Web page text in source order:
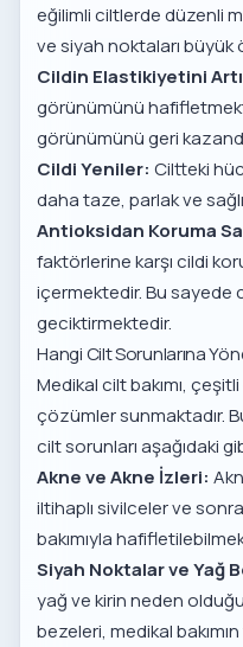
eğilimli ciltlerde düzenli
ve siyah noktaları büyük
Cildin Elastikiyetini
görünümünü
görünümünü geri
Cildi Yeniler: Ciltteki
daha taze, parlak ve
Antioksidan Koruma
faktörlerine karşı cildi
içermektedir. Bu sayede
geciktirmektedir.
Hangi Cilt Sorunlarına
Medikal cilt bakımı,
çözümler sunmaktadır.
cilt sorunları aşağıdaki
Akne ve Akne İzleri:
iltihaplı sivilceler ve
bakımıyla
Siyah Noktalar ve Yağ
yağ ve kirin neden
bezeleri, medikal